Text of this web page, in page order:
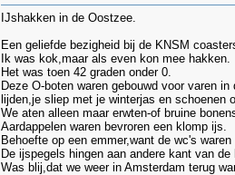
IJshakken in de Oostzee.
Een geliefde bezigheid bij de KNSM
Ik was kok,maar als even kon mee hakken.
Het was toen 42 graden onder 0.
Deze O-boten waren gebouwd voor varen
lijden,je sliep met je winterjas en schoenen
We aten alleen maar erwten-of bruine
Aardappelen waren bevroren een klomp ijs.
Behoefte op een emmer,want de wc's
De ijspegels hingen aan andere kant van
Was blij,dat we weer in Amsterdam terug